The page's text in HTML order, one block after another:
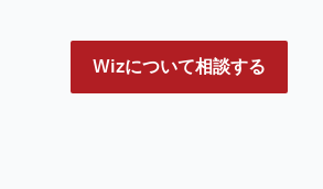
Wizについて相談する